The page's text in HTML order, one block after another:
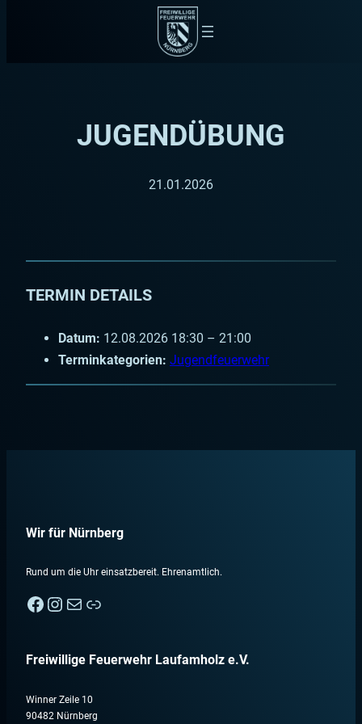
JUGENDÜBUNG
21.01.2026
TERMIN DETAILS
Datum: 12.08.2026 18:30 – 21:00
Terminkategorien: Jugendfeuerwehr
Wir für Nürnberg
Rund um die Uhr einsatzbereit. Ehrenamtlich.
Facebook Instagram E-Mail Nebenan
Freiwillige Feuerwehr Laufamholz e.V.
Winner Zeile 10
90482 Nürnberg